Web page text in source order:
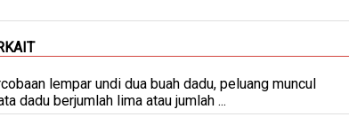
lempar undi dua buah dadu, peluang muncul
dadu berjumlah lima atau jumlah ...